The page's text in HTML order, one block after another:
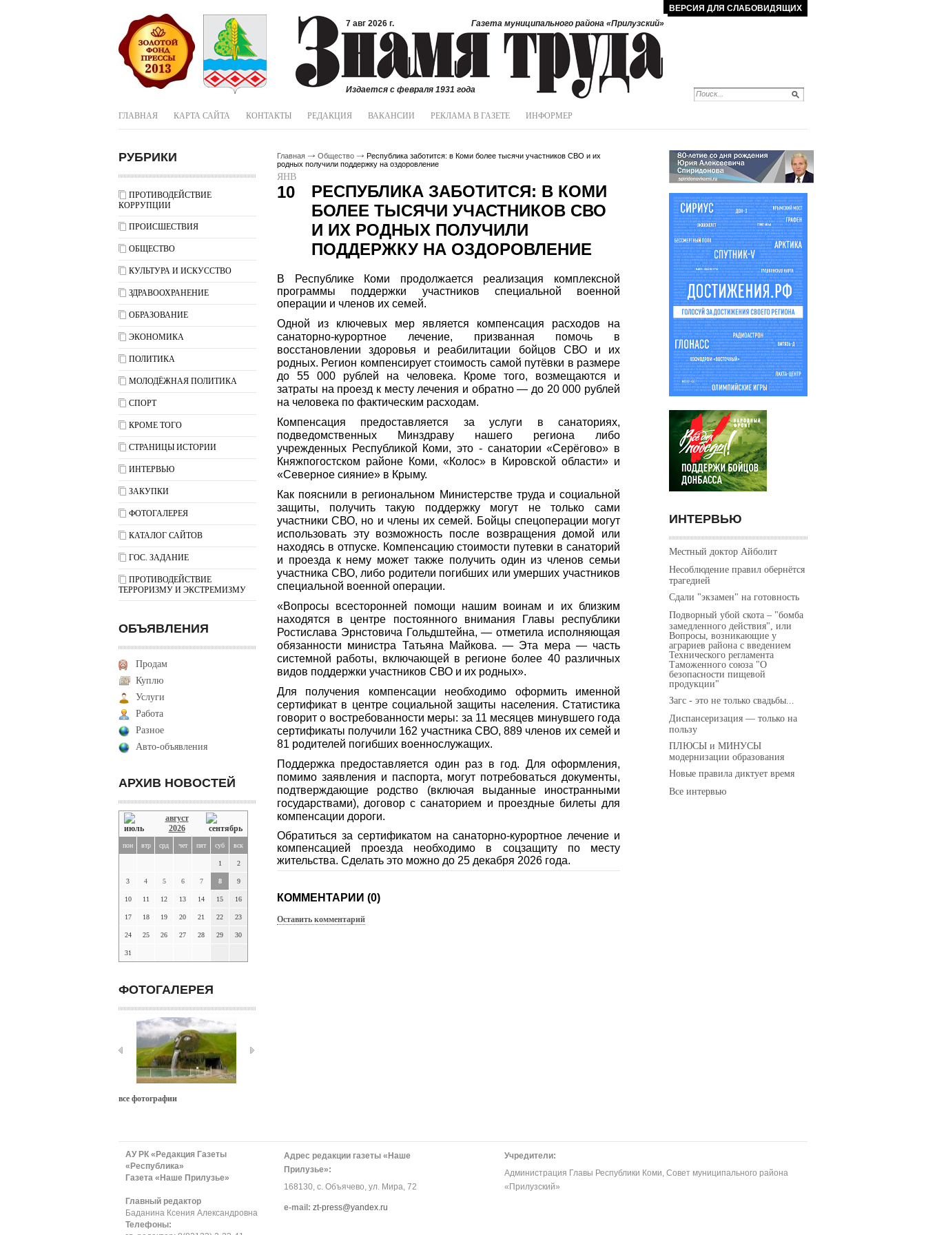
ВЕРСИЯ ДЛЯ СЛАБОВИДЯЩИХ
7 авг 2026 г.
Газета муниципального района «Прилузский»
Издается с февраля 1931 года
ГЛАВНАЯ КАРТА САЙТА КОНТАКТЫ РЕДАКЦИЯ ВАКАНСИИ РЕКЛАМА В ГАЗЕТЕ ИНФОРМЕР
РУБРИКИ
ПРОТИВОДЕЙСТВИЕ
КОРРУПЦИИ
ПРОИСШЕСТВИЯ
ОБЩЕСТВО
КУЛЬТУРА И ИСКУССТВО
ЗДРАВООХРАНЕНИЕ
ОБРАЗОВАНИЕ
ЭКОНОМИКА
ПОЛИТИКА
МОЛОДЁЖНАЯ ПОЛИТИКА
СПОРТ
КРОМЕ ТОГО
СТРАНИЦЫ ИСТОРИИ
ИНТЕРВЬЮ
ЗАКУПКИ
ФОТОГАЛЕРЕЯ
КАТАЛОГ САЙТОВ
ГОС. ЗАДАНИЕ
ПРОТИВОДЕЙСТВИЕ
ТЕРРОРИЗМУ И ЭКСТРЕМИЗМУ
ОБЪЯВЛЕНИЯ
Продам
Куплю
Услуги
Работа
Разное
Авто-объявления
АРХИВ НОВОСТЕЙ
август
2026
пон втр срд чет пят суб вск
1 2
3 4 5 6 7 8 9
10 11 12 13 14 15 16
17 18 19 20 21 22 23
24 25 26 27 28 29 30
31
ФОТОГАЛЕРЕЯ
все фотографии
Главная Общество
Республика заботится: в Коми более тысячи участников СВО и их
родных получили поддержку на оздоровление
ЯНВ
10
РЕСПУБЛИКА ЗАБОТИТСЯ: В КОМИ
БОЛЕЕ ТЫСЯЧИ УЧАСТНИКОВ СВО
И ИХ РОДНЫХ ПОЛУЧИЛИ
ПОДДЕРЖКУ НА ОЗДОРОВЛЕНИЕ
В Республике Коми продолжается реализация комплексной
программы поддержки участников специальной военной
операции и членов их семей.
Одной из ключевых мер является компенсация расходов на
санаторно-курортное лечение, призванная помочь в
восстановлении здоровья и реабилитации бойцов СВО и их
родных. Регион компенсирует стоимость самой путёвки в размере
до 55 000 рублей на человека. Кроме того, возмещаются и
затраты на проезд к месту лечения и обратно — до 20 000 рублей
на человека по фактическим расходам.
Компенсация предоставляется за услуги в санаториях,
подведомственных Минздраву нашего региона либо
учрежденных Республикой Коми, это - санатории «Серёгово» в
Княжпогостском районе Коми, «Колос» в Кировской области» и
«Северное сияние» в Крыму.
Как пояснили в региональном Министерстве труда и социальной
защиты, получить такую поддержку могут не только сами
участники СВО, но и члены их семей. Бойцы спецоперации могут
использовать эту возможность после возвращения домой или
находясь в отпуске. Компенсацию стоимости путевки в санаторий
и проезда к нему может также получить один из членов семьи
участника СВО, либо родители погибших или умерших участников
специальной военной операции.
«Вопросы всесторонней помощи нашим воинам и их близким
находятся в центре постоянного внимания Главы республики
Ростислава Эрнстовича Гольдштейна, — отметила исполняющая
обязанности министра Татьяна Майкова. — Эта мера — часть
системной работы, включающей в регионе более 40 различных
видов поддержки участников СВО и их родных».
Для получения компенсации необходимо оформить именной
сертификат в центре социальной защиты населения. Статистика
говорит о востребованности меры: за 11 месяцев минувшего года
сертификаты получили 162 участника СВО, 889 членов их семей и
81 родителей погибших военнослужащих.
Поддержка предоставляется один раз в год. Для оформления,
помимо заявления и паспорта, могут потребоваться документы,
подтверждающие родство (включая выданные иностранными
государствами), договор с санаторием и проездные билеты для
компенсации дороги.
Обратиться за сертификатом на санаторно-курортное лечение и
компенсацией проезда необходимо в соцзащиту по месту
жительства. Сделать это можно до 25 декабря 2026 года.
КОММЕНТАРИИ (0)
Оставить комментарий
ИНТЕРВЬЮ
Местный доктор Айболит
Несоблюдение правил обернётся
трагедией
Сдали "экзамен" на готовность
Подворный убой скота – "бомба
замедленного действия", или
Вопросы, возникающие у
аграриев района с введением
Технического регламента
Таможенного союза "О
безопасности пищевой
продукции"
Загс - это не только свадьбы...
Диспансеризация — только на
пользу
ПЛЮСЫ и МИНУСЫ
модернизации образования
Новые правила диктует время
Все интервью
АУ РК «Редакция Газеты
«Республика»
Газета «Наше Прилузье»
Главный редактор
Баданина Ксения Александровна
Телефоны:
Адрес редакции газеты «Наше
Прилузье»:
168130, с. Объячево, ул. Мира, 72
е-mail: zt-press@yandex.ru
Учредители:
Администрация Главы Республики Коми, Совет муниципального района
«Прилузский»